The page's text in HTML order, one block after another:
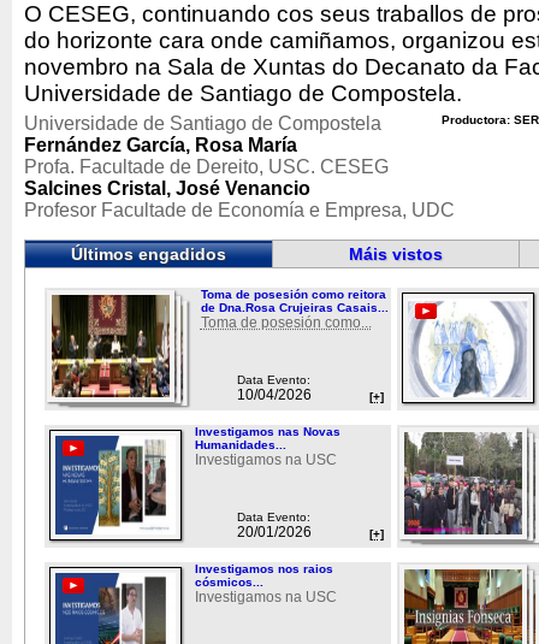
O CESEG, continuando cos seus traballos de
do horizonte cara onde camiñamos, organizou
novembro na Sala de Xuntas do Decanato da
Universidade de Santiago de Compostela.
Productora:
Universidade de Santiago de Compostela
Fernández García, Rosa María
Profa. Facultade de Dereito, USC. CESEG
Salcines Cristal, José Venancio
Profesor Facultade de Economía e Empresa, UDC
Últimos engadidos Máis vistos
Toma de posesión como reitora
de Dna.Rosa Crujeiras Casais...
Toma de posesión como...
Data Evento:
10/04/2026 [+]
Investigamos nas Novas
Humanidades...
Investigamos na USC
Data Evento:
20/01/2026 [+]
Investigamos nos raios
cósmicos...
Investigamos na USC